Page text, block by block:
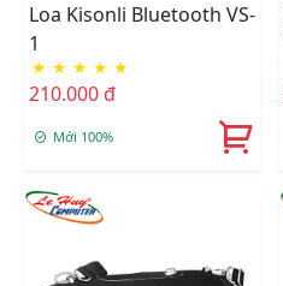
Loa Kisonli Bluetooth VS-
1
★ ★ ★ ★ ★
210.000 đ
Mới 100%